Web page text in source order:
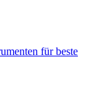
für beste